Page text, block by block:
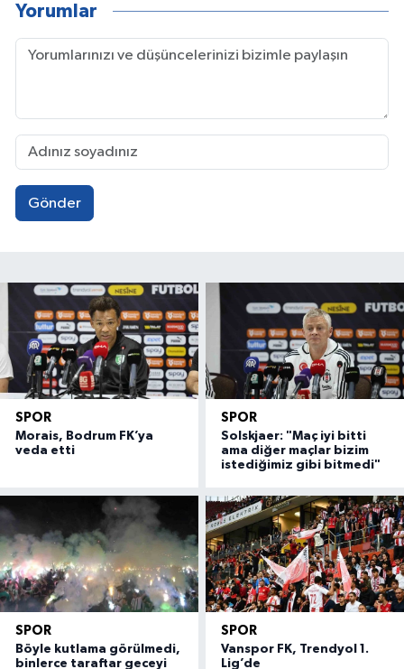
Yorumlar
Gönder
SPOR
Morais, Bodrum FK’ya
veda etti
SPOR
Solskjaer: "Maç iyi bitti
ama diğer maçlar bizim
istediğimiz gibi bitmedi"
SPOR
Böyle kutlama görülmedi,
binlerce taraftar geceyi
SPOR
Vanspor FK, Trendyol 1.
Lig’de